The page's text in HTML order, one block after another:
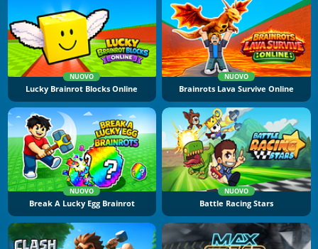
NUOVO
Lucky Brainrot Blocks Online
NUOVO
Brainrots Lava Survive Online
NUOVO
Break A Lucky Egg Brainrot
NUOVO
Battle Racing Stars